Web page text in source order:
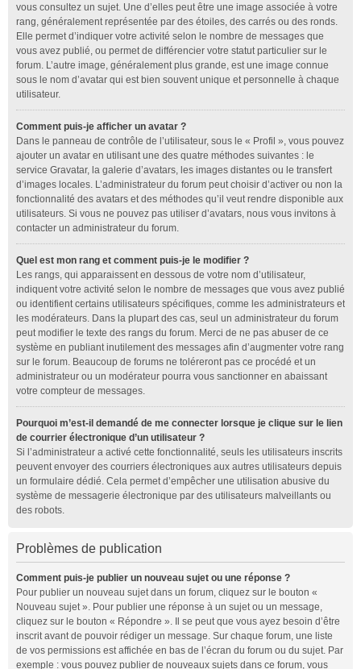
vous consultez un sujet. Une d’elles peut être une image associée à votre
rang, généralement représentée par des étoiles, des carrés ou des ronds.
Elle permet d’indiquer votre activité selon le nombre de messages que
vous avez publié, ou permet de différencier votre statut particulier sur le
forum. L’autre image, généralement plus grande, est une image connue
sous le nom d’avatar qui est bien souvent unique et personnelle à chaque
utilisateur.
Comment puis-je afficher un avatar ?
Dans le panneau de contrôle de l’utilisateur, sous le « Profil », vous pouvez
ajouter un avatar en utilisant une des quatre méthodes suivantes : le
service Gravatar, la galerie d’avatars, les images distantes ou le transfert
d’images locales. L’administrateur du forum peut choisir d’activer ou non la
fonctionnalité des avatars et des méthodes qu’il veut rendre disponible aux
utilisateurs. Si vous ne pouvez pas utiliser d’avatars, nous vous invitons à
contacter un administrateur du forum.
Quel est mon rang et comment puis-je le modifier ?
Les rangs, qui apparaissent en dessous de votre nom d’utilisateur,
indiquent votre activité selon le nombre de messages que vous avez publié
ou identifient certains utilisateurs spécifiques, comme les administrateurs et
les modérateurs. Dans la plupart des cas, seul un administrateur du forum
peut modifier le texte des rangs du forum. Merci de ne pas abuser de ce
système en publiant inutilement des messages afin d’augmenter votre rang
sur le forum. Beaucoup de forums ne toléreront pas ce procédé et un
administrateur ou un modérateur pourra vous sanctionner en abaissant
votre compteur de messages.
Pourquoi m’est-il demandé de me connecter lorsque je clique sur le lien
de courrier électronique d’un utilisateur ?
Si l’administrateur a activé cette fonctionnalité, seuls les utilisateurs inscrits
peuvent envoyer des courriers électroniques aux autres utilisateurs depuis
un formulaire dédié. Cela permet d’empêcher une utilisation abusive du
système de messagerie électronique par des utilisateurs malveillants ou
des robots.
Problèmes de publication
Comment puis-je publier un nouveau sujet ou une réponse ?
Pour publier un nouveau sujet dans un forum, cliquez sur le bouton «
Nouveau sujet ». Pour publier une réponse à un sujet ou un message,
cliquez sur le bouton « Répondre ». Il se peut que vous ayez besoin d’être
inscrit avant de pouvoir rédiger un message. Sur chaque forum, une liste
de vos permissions est affichée en bas de l’écran du forum ou du sujet. Par
exemple : vous pouvez publier de nouveaux sujets dans ce forum, vous